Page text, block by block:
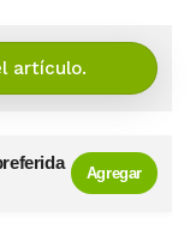
artículo.
Agregar